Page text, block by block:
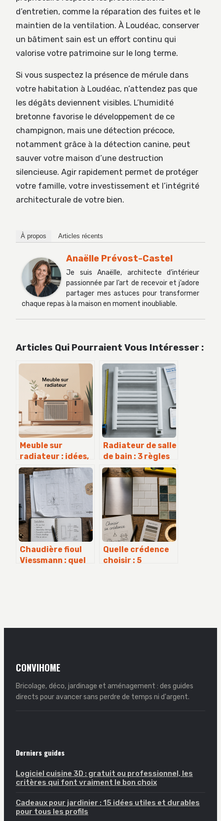
d’entretien, comme la réparation des fuites et le
maintien de la ventilation. À Loudéac, conserver
un bâtiment sain est un effort continu qui
valorise votre patrimoine sur le long terme.
Si vous suspectez la présence de mérule dans
votre habitation à Loudéac, n’attendez pas que
les dégâts deviennent visibles. L’humidité
bretonne favorise le développement de ce
champignon, mais une détection précoce,
notamment grâce à la détection canine, peut
sauver votre maison d’une destruction
silencieuse. Agir rapidement permet de protéger
votre famille, votre investissement et l’intégrité
architecturale de votre bien.
À propos Articles récents
Anaëlle Prévost-Castel
Je suis Anaëlle, architecte d’intérieur
passionnée par l’art de recevoir et j’adore
partager mes astuces pour transformer
chaque repas à la maison en moment inoubliable.
Articles Qui Pourraient Vous Intéresser :
Meuble sur
radiateur : idées,
risques et
solutions
vraiment
adaptées
Radiateur de salle
de bain : 3 règles
de sécurité et
125W/m² pour un
confort
thermique
optimal
Chaudière fioul
Viessmann : quel
Quelle crédence
choisir : 5
CONVIHOME
Bricolage, déco, jardinage et aménagement : des guides
directs pour avancer sans perdre de temps ni d'argent.
Derniers guides
Logiciel cuisine 3D : gratuit ou professionnel, les
critères qui font vraiment le bon choix
Cadeaux pour jardinier : 15 idées utiles et durables
pour tous les profils